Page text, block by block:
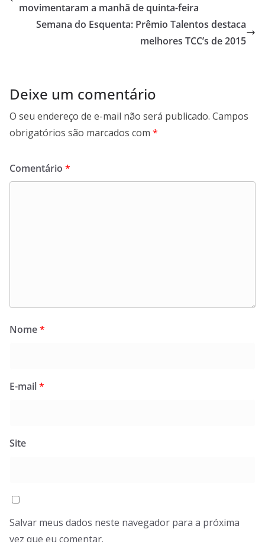
movimentaram a manhã de quinta-feira
Semana do Esquenta: Prêmio Talentos destaca
melhores TCC’s de 2015
Deixe um comentário
O seu endereço de e-mail não será publicado. Campos
obrigatórios são marcados com *
Comentário *
Nome*
E-mail*
Site
Salvar meus dados neste navegador para a próxima
vez que eu comentar.